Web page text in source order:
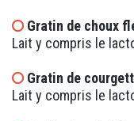
Gratin de choux
Lait y compris le
Gratin de
Lait y compris le